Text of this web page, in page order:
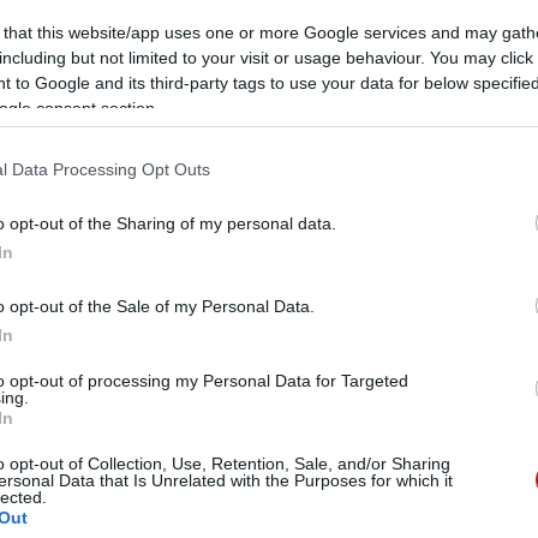
that this website/app uses one or more Google services and may
but not limited to your visit or usage behaviour. You may
to Google and its third-party tags to use your data for below
consent section.
Data Processing Opt Outs
opt-out of the Sharing of my personal data.
opt-out of the Sale of my Personal Data.
opt-out of processing my Personal Data for Targeted
opt-out of Collection, Use, Retention, Sale, and/or Sharing
Data that Is Unrelated with the Purposes for which it
támadtak rá az ebek az kocogó
ma reggel Róma közelében.
Manziana kisváros egyik parkjában- közölte a
rá, az életét már nem lehetett megmenteni.
ki.
után elaltatták, befogták és egy
múlik, hogy mi lesz a sorsuk. A